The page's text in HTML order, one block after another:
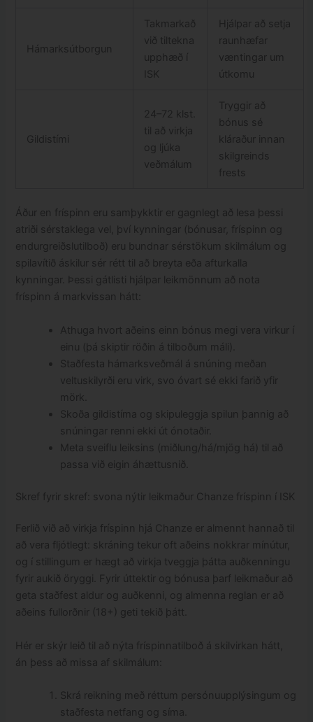
Hámarksútborgun
Takmarkað
við tiltekna
upphæð í
ISK
Hjálpar að setja
raunhæfar
væntingar um
útkomu
Gildistími
24–72 klst.
til að virkja
og ljúka
veðmálum
Tryggir að
bónus sé
kláraður innan
skilgreinds
frests
Áður en fríspinn eru samþykktir er gagnlegt að lesa þessi
atriði sérstaklega vel, því kynningar (bónusar, fríspinn og
endurgreiðslutilboð) eru bundnar sérstökum skilmálum og
spilavítið áskilur sér rétt til að breyta eða afturkalla
kynningar. Þessi gátlisti hjálpar leikmönnum að nota
fríspinn á markvissan hátt:
Athuga hvort aðeins einn bónus megi vera virkur í
einu (þá skiptir röðin á tilboðum máli).
Staðfesta hámarksveðmál á snúning meðan
veltuskilyrði eru virk, svo óvart sé ekki farið yfir
mörk.
Skoða gildistíma og skipuleggja spilun þannig að
snúningar renni ekki út ónotaðir.
Meta sveiflu leiksins (miðlung/há/mjög há) til að
passa við eigin áhættusnið.
Skref fyrir skref: svona nýtir leikmaður Chanze fríspinn í ISK
Ferlið við að virkja fríspinn hjá Chanze er almennt hannað til
að vera fljótlegt: skráning tekur oft aðeins nokkrar mínútur,
og í stillingum er hægt að virkja tveggja þátta auðkenningu
fyrir aukið öryggi. Fyrir úttektir og bónusa þarf leikmaður að
geta staðfest aldur og auðkenni, og almenna reglan er að
aðeins fullorðnir (18+) geti tekið þátt.
Hér er skýr leið til að nýta fríspinnatilboð á skilvirkan hátt,
án þess að missa af skilmálum:
Skrá reikning með réttum persónuupplýsingum og
staðfesta netfang og síma.